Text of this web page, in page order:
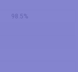
98.5%